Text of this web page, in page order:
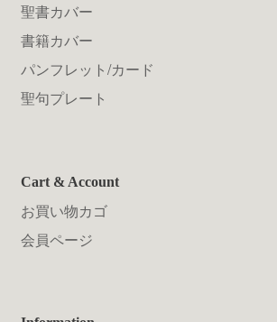
聖書カバー
書籍カバー
パンフレット/カード
聖句プレート
Cart & Account
お買い物カゴ
会員ページ